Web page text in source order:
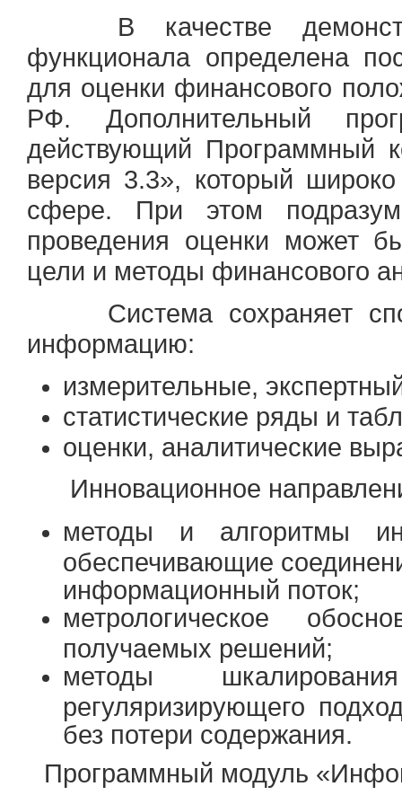
В качестве
функционала определена
для оценки финансового
РФ. Дополнительный
действующий Программный
версия 3.3», который
сфере. При этом
проведения оценки может
цели и методы финансового
Система сохраняет
информацию:
измерительные,
статистические ряды и
оценки, аналитические
Инновационное
методы и алгоритмы
обеспечивающие
информационный поток;
метрологическое
получаемых решений;
методы
регуляризирующего
без потери содержания.
Программный модуль